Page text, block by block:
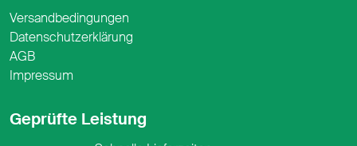
Versandbedingungen
Datenschutzerklärung
AGB
Impressum
Geprüfte Leistung